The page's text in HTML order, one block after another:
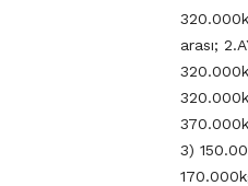
arası;
3)